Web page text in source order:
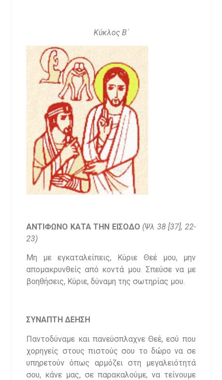
Κύκλος Β΄
ΑΝΤΙΦΩΝΟ ΚΑΤΑ ΤΗΝ ΕΙΣΟΔΟ (Ψλ 38 [37], 22-
23)
Μη με εγκαταλείπεις, Κύριε Θεέ μου, μην
απομακρυνθείς από κοντά μου. Σπεύσε να με
βοηθήσεις, Κύριε, δύναμη της σωτηρίας μου.
ΣΥΝΑΠΤΗ ΔΕΗΣΗ
Παντοδύναμε και πανεύσπλαχνε Θεέ, εσύ που
χορηγείς στους πιστούς σου το δώρο να σε
υπηρετούν όπως αρμόζει στη μεγαλειότητά
σου, κάνε μας, σε παρακαλούμε, να τείνουμε